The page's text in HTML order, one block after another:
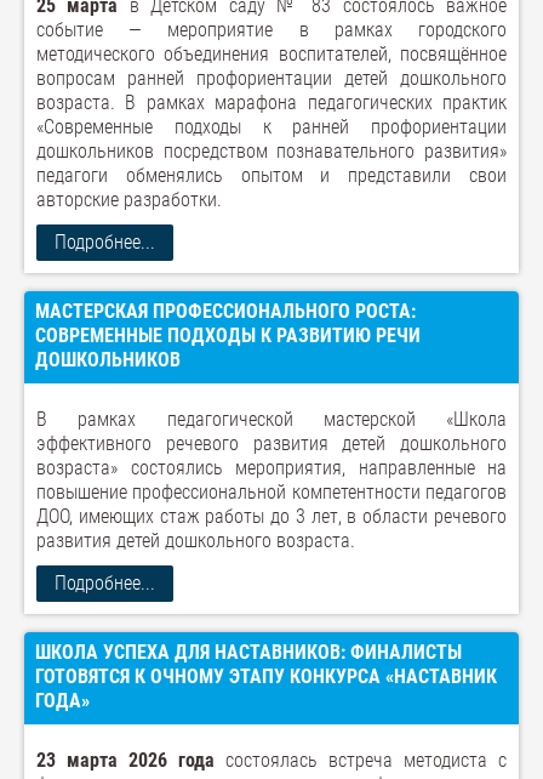
25 марта в Детском саду № 83 состоялось важное
событие — мероприятие в рамках городского
методического объединения воспитателей, посвящённое
вопросам ранней профориентации детей дошкольного
возраста. В рамках марафона педагогических практик
«Современные подходы к ранней профориентации
дошкольников посредством познавательного развития»
педагоги обменялись опытом и представили свои
авторские разработки.
Подробнее...
МАСТЕРСКАЯ ПРОФЕССИОНАЛЬНОГО РОСТА:
СОВРЕМЕННЫЕ ПОДХОДЫ К РАЗВИТИЮ РЕЧИ
ДОШКОЛЬНИКОВ
В рамках педагогической мастерской «Школа
эффективного речевого развития детей дошкольного
возраста» состоялись мероприятия, направленные на
повышение профессиональной компетентности педагогов
ДОО, имеющих стаж работы до 3 лет, в области речевого
развития детей дошкольного возраста.
Подробнее...
ШКОЛА УСПЕХА ДЛЯ НАСТАВНИКОВ: ФИНАЛИСТЫ
ГОТОВЯТСЯ К ОЧНОМУ ЭТАПУ КОНКУРСА «НАСТАВНИК
ГОДА»
23 марта 2026 года состоялась встреча методиста с